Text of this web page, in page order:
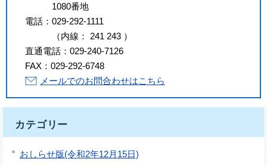
1080番地
電話： 029-292-1111
（内線 ： 241 243 ）
直通電話： 029-240-7126
FAX： 029-292-6748
メールでのお問合わせはこちら
カテゴリー
おしらせ版(令和2年12月15日)